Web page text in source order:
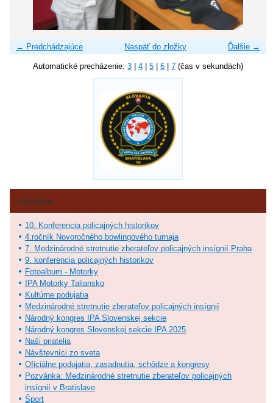
← Predchádzajúce Ďalšie →
Naspäť do zložky
Automatické precházenie: 3 4 5 6 7 (čas v sekundách)
Fotoalbum
10. Konferencia policajných historikov
4.ročník Novoročného bowlingového turnaja
7. Medzinárodné stretnutie zberateľov policajných insígnií Praha
9. konferencia policajných historikov
Fotoalbum - Motorky
IPA Motorky Taliansko
Kultúrne podujatia
Medzinárodné stretnutie zberateľov policajných insígnií
Národný kongres IPA Slovenskej sekcie
Národný kongres Slovenskej sekcie IPA 2025
Naši priatelia
Návštevníci zo sveta
Oficiálne podujatia, zasadnutia, schôdze a kongresy
Pozvánka: Medzinárodné stretnutie zberateľov policajných
insígnií v Bratislave
Šport